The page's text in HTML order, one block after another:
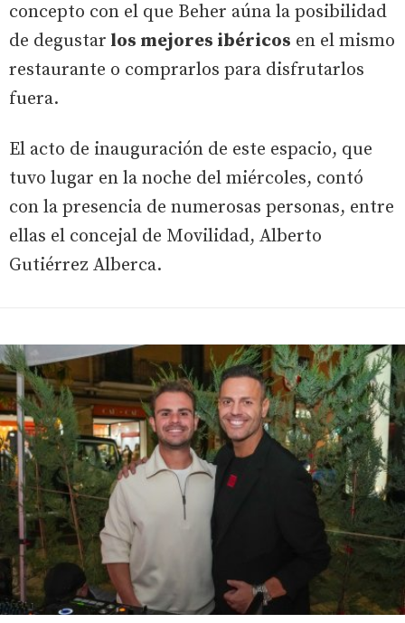
concepto con el que Beher aúna la posibilidad
de degustar los mejores ibéricos en el mismo
restaurante o comprarlos para disfrutarlos
fuera.
El acto de inauguración de este espacio, que
tuvo lugar en la noche del miércoles, contó
con la presencia de numerosas personas, entre
ellas el concejal de Movilidad, Alberto
Gutiérrez Alberca.